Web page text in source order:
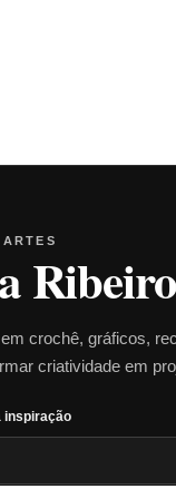
Ribeiro
crochê, gráficos,
criatividade em
inspiração